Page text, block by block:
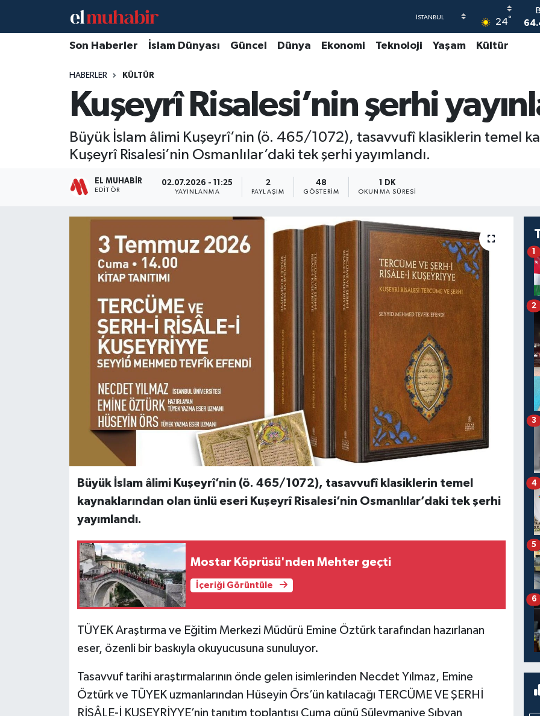
24°
Son Haberler İslam Dünyası Güncel Dünya Ekonomi Teknoloji Yaşam Kültür
HABERLER KÜLTÜR
Kuşeyrî Risalesi’nin şerhi
Büyük İslam âlimi Kuşeyrî’nin (ö. 465/1072), tasavvufî klasiklerin temel
Kuşeyrî Risalesi’nin Osmanlılar’daki tek şerhi yayımlandı.
EL MUHABIR
EDITÖR
02.07.2026 - 11:25
YAYINLANMA
2
PAYLAŞIM
48
GÖSTERIM
1 DK
OKUNMA SÜRESI
Büyük İslam âlimi Kuşeyrî’nin (ö. 465/1072), tasavvufî klasiklerin temel
kaynaklarından olan ünlü eseri Kuşeyrî Risalesi’nin Osmanlılar’daki tek şerhi
yayımlandı.
Mostar Köprüsü'nden Mehter geçti
İçeriği Görüntüle
TÜYEK Araştırma ve Eğitim Merkezi Müdürü Emine Öztürk tarafından hazırlanan
eser, özenli bir baskıyla okuyucusuna sunuluyor.
Tasavvuf tarihi araştırmalarının önde gelen isimlerinden Necdet Yılmaz, Emine
Öztürk ve TÜYEK uzmanlarından Hüseyin Örs’ün katılacağı TERCÜME VE ŞERHİ
RİSÂLE-İ KUŞEYRİYYE’nin tanıtım toplantısı Cuma günü Süleymaniye Sıbyan
1
2
3
4
5
6
Hava Durumu
Trafik Durumu
Süper Lig Puan Durumu ve Fikstür
Tüm Manşetler